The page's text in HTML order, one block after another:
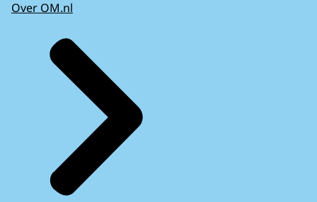
Over OM.nl